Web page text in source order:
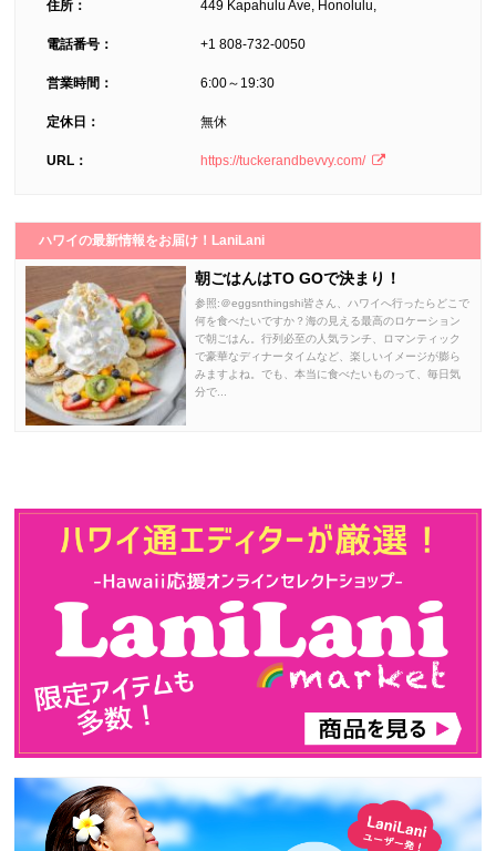
住所： 449 Kapahulu Ave, Honolulu,
電話番号： +1 808-732-0050
営業時間： 6:00～19:30
定休日： 無休
URL： https://tuckerandbevvy.com/
ハワイの最新情報をお届け！LaniLani
朝ごはんはTO GOで決まり！
参照:＠eggsnthingshi皆さん、ハワイへ行ったらどこで
何を食べたいですか？海の見える最高のロケーション
で朝ごはん。行列必至の人気ランチ、ロマンティック
で豪華なディナータイムなど、楽しいイメージが膨ら
みますよね。でも、本当に食べたいものって、毎日気
分で...